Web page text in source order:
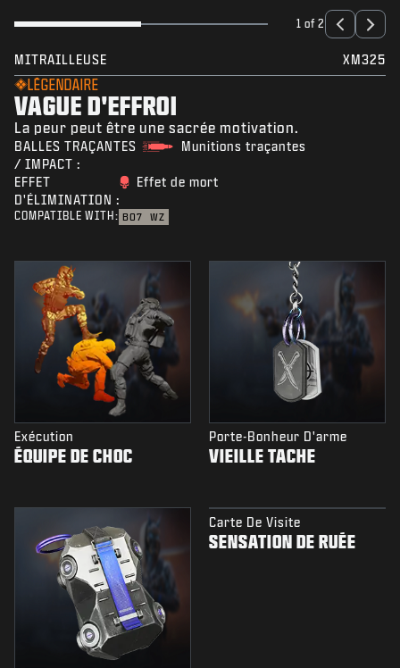
1 of 2
MITRAILLEUSE XM325
LÉGENDAIRE
VAGUE D'EFFROI
La peur peut être une sacrée motivation.
BALLES TRAÇANTES
/ IMPACT :
Munitions traçantes
EFFET
D'ÉLIMINATION :
Effet de mort
COMPATIBLE WITH: BO7 WZ
Exécution
ÉQUIPE DE CHOC
Porte-Bonheur D'arme
VIEILLE TACHE
Carte De Visite
SENSATION DE RUÉE